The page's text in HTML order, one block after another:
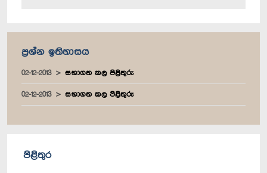
ප්‍රශ්න ඉතිහාසය
02-12-2013 සභාගත කල පිළිතුරු
02-12-2013 සභාගත කල පිළිතුරු
පිළිතුර